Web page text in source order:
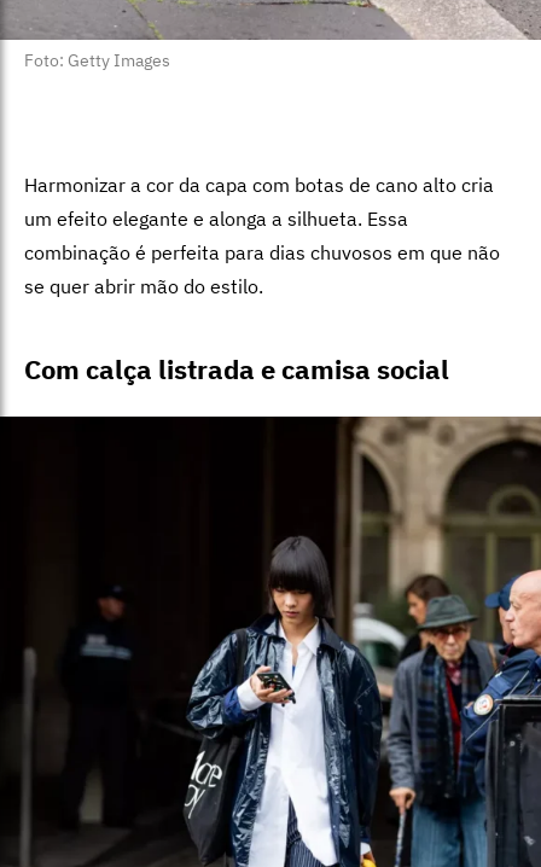
Foto: Getty Images
Harmonizar a cor da capa com botas de cano alto cria
um efeito elegante e alonga a silhueta. Essa
combinação é perfeita para dias chuvosos em que não
se quer abrir mão do estilo.
Com calça listrada e camisa social